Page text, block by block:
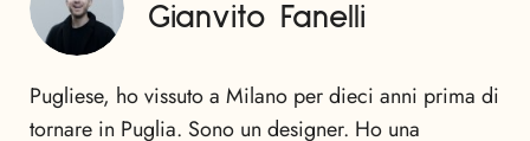
Gianvito Fanelli
Pugliese, ho vissuto a Milano per dieci anni prima di
tornare in Puglia. Sono un designer. Ho una